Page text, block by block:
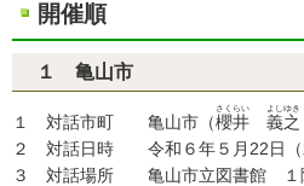
開催順
１ 亀山市
１ 対話市町 亀山市（櫻井
さくらい
義之
よしゆき
２ 対話日時 令和６年５月22日（
３ 対話場所 亀山市立図書館 １階